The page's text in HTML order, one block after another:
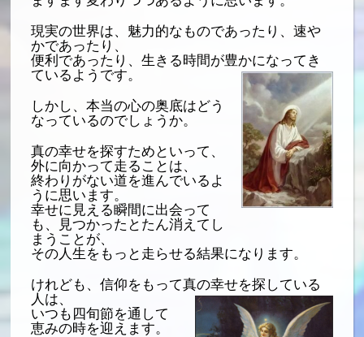
現実の世界は、魅力的なものであったり、速や
かであったり、
便利であったり、生きる時間が豊かになってき
ているようです。
しかし、本当の心の奥底はどう
なっているのでしょうか。
真の幸せを探すためといって、
外に向かって走ることは、
終わりがない道を進んでいるよ
うに思います。
幸せに見える瞬間に出会って
も、見つかったとたん消えてし
まうことが、
その人生をもっと走らせる結果になります。
けれども、信仰をもって真の幸せを探している
人は、
いつも四旬節を通して
恵みの時を迎えます。